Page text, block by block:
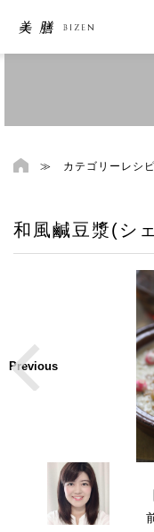
≫ カテゴリーレシピ
和風鹹豆漿(シ
Previous